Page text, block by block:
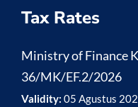
Tax Rates
Ministry of Finance
36/MK/EF.2/2026
Validity: 05 Agustus